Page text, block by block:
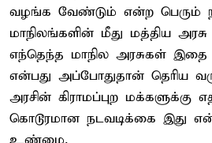
வழங்க வேண்டும் என்ற பெரும்
மாநிலங்களின் மீது மத்திய அரசு
எந்தெந்த மாநில அரசுகள் இதை
என்பது அப்போதுதான் தெரிய
அரசின் கிராமப்புற மக்களுக்கு
கொடூரமான நடவடிக்கை இது